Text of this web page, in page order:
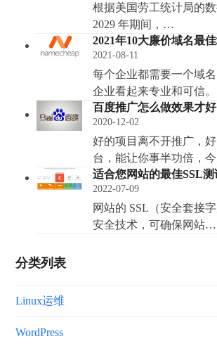
根据美国劳工统计局的
2029 年期间，…
2021年10大廉价域名最
2021-08-11
每个企业都需要一个域
企业看起来专业和可信
百度推广怎么做效果才好
2020-12-02
好的项目离不开推广，
台，能让你事半功倍，
适合您网站的最佳SSL测
2022-07-09
网站的 SSL（安全套接
安全技术，可确保网站…
分类列表
Linux运维
WordPress